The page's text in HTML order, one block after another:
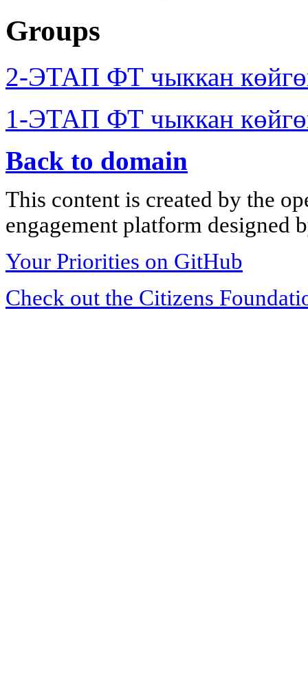
Groups
2-ЭТАП ФТ чыккан
1-ЭТАП ФТ чыккан
Back to domain
This content is created by the
engagement platform designed
Your Priorities on GitHub
Check out the Citizens